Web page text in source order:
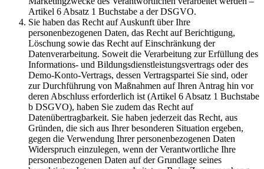
Artikel 6 Absatz 1 Buchstabe a der DSGVO.
Sie haben das Recht auf Auskunft über Ihre
personenbezogenen Daten, das Recht auf Berichtigung,
Löschung sowie das Recht auf Einschränkung der
Datenverarbeitung. Soweit die Verarbeitung zur Erfüllung des
Informations- und Bildungsdienstleistungsvertrags oder des
Demo-Konto-Vertrags, dessen Vertragspartei Sie sind, oder
zur Durchführung von Maßnahmen auf Ihren Antrag hin vor
deren Abschluss erforderlich ist (Artikel 6 Absatz 1 Buchstabe
b DSGVO), haben Sie zudem das Recht auf
Datenübertragbarkeit. Sie haben jederzeit das Recht, aus
Gründen, die sich aus Ihrer besonderen Situation ergeben,
gegen die Verwendung Ihrer personenbezogenen Daten
Widerspruch einzulegen, wenn der Verantwortliche Ihre
personenbezogenen Daten auf der Grundlage seines